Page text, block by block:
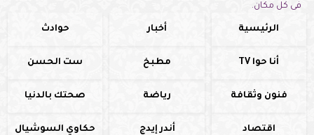
فى كل مكان.
الرئيسية أخبار حوادث
أنا حوا TV مطبخ ست الحسن
فنون وثقافة رياضة صحتك بالدنيا
اقتصاد أندر إيدج حكاوي السوشيال